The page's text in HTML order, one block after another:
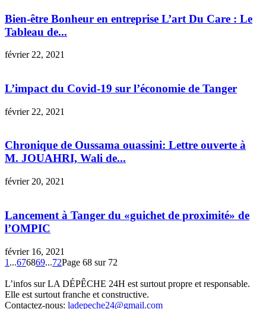
Bien-être Bonheur en entreprise L’art Du Care : Le
Tableau de...
février 22, 2021
L’impact du Covid-19 sur l’économie de Tanger
février 22, 2021
Chronique de Oussama ouassini: Lettre ouverte à
M. JOUAHRI, Wali de...
février 20, 2021
Lancement à Tanger du «guichet de proximité» de
l’OMPIC
février 16, 2021
1 ...676869...72Page 68 sur 72
L’infos sur LA DÉPÊCHE 24H est surtout propre et responsable.
Elle est surtout franche et constructive.
Contactez-nous: ladepeche24@gmail.com